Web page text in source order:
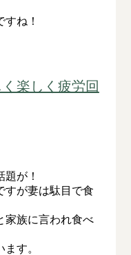
ね！
楽しく疲労回
が！
すが妻は駄目で食
家族に言われ食べ
す。